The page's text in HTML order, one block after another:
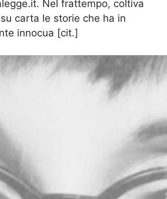
Nel frattempo, coltiva
carta le storie che ha in
innocua [cit.]